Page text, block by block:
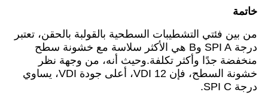
خاتمة
من بين فئتي التشطيبات السطحية بالقولبة بالحقن، تعتبر
درجة SPI A وB هي الأكثر سلاسة مع خشونة سطح
منخفضة جدًا وأكثر تكلفة.وحيث أنه، من وجهة نظر
خشونة السطح، فإن VDI 12، أعلى جودة VDI، يساوي
درجة SPI C.